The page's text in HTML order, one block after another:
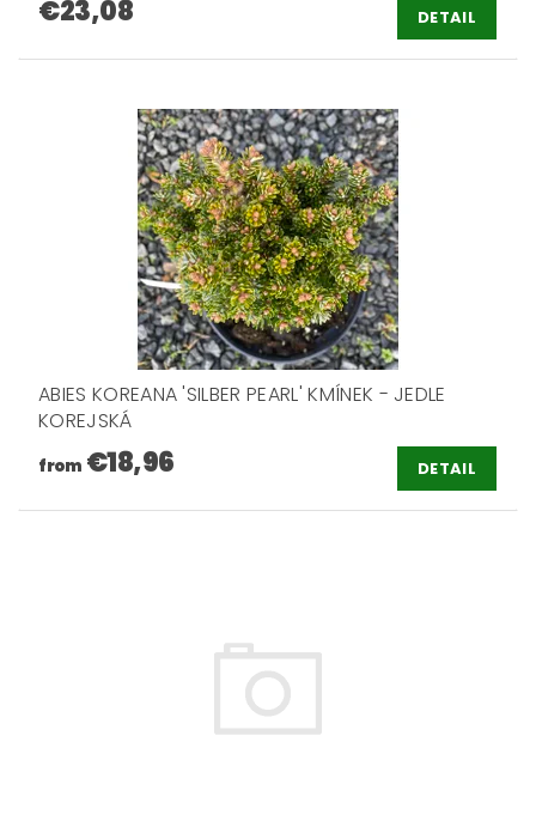
€23,08 DETAIL
ABIES KOREANA 'SILBER PEARL' KMÍNEK - JEDLE
KOREJSKÁ
from €18,96 DETAIL